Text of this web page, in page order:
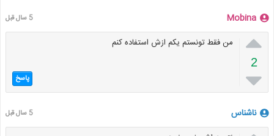
Mobina 5 سال قبل

2

من فقط تونستم یکم ازش استفاده کنم
پاسخ
ناشناس 5 سال قبل